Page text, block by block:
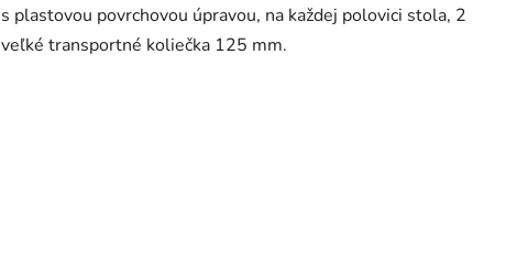
s plastovou povrchovou úpravou, na každej polovici stola, 2
veľké transportné koliečka 125 mm.